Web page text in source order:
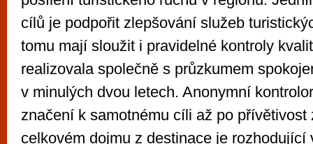
cílů je podpořit zlepšování služeb
tomu mají sloužit i pravidelné kontroly
realizovala společně s průzkumem
v minulých dvou letech. Anonymní
značení k samotnému cíli až po přívětivost
celkovém dojmu z destinace je rozhodující